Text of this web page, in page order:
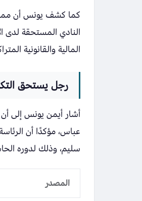
النادي المستحقة لدى
المالية والقانونية
رجل يستحق
أشار أيمن يونس إلى
عباس، مؤكدًا أن
سليم، وذلك لدوره
المصدر